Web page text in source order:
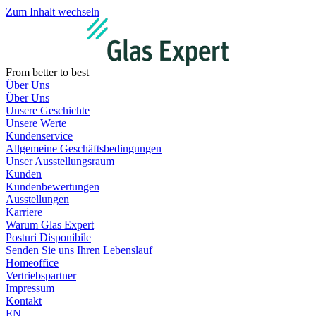
Zum Inhalt wechseln
From better to best
Über Uns
Über Uns
Unsere Geschichte
Unsere Werte
Kundenservice
Allgemeine Geschäftsbedingungen
Unser Ausstellungsraum
Kunden
Kundenbewertungen
Ausstellungen
Karriere
Warum Glas Expert
Posturi Disponibile
Senden Sie uns Ihren Lebenslauf
Homeoffice
Vertriebspartner
Impressum
Kontakt
EN